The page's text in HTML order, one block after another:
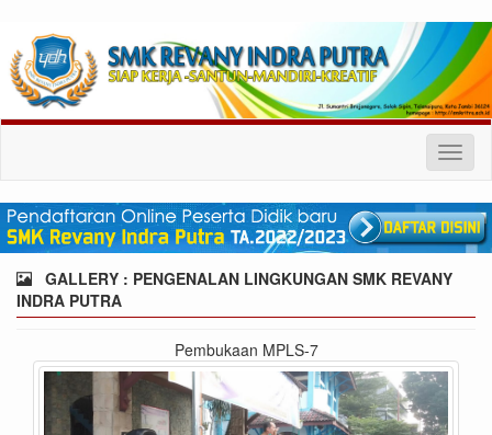
GALLERY : PENGENALAN LINGKUNGAN SMK REVANY
INDRA PUTRA
Pembukaan MPLS-7